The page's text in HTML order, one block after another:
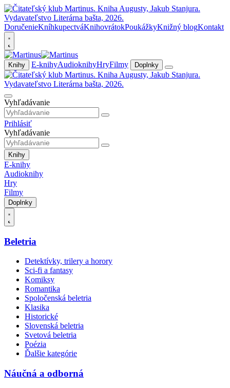
DoručenieKníhkupectváKnihovrátokPoukážkyKnižný blogKontakt
Knihy E-knihyAudioknihyHryFilmy Doplnky
Vyhľadávanie
Prihlásiť
Vyhľadávanie
Knihy
E-knihy
Audioknihy
Hry
Filmy
Doplnky
Beletria
Detektívky, trilery a horory
Sci-fi a fantasy
Komiksy
Romantika
Spoločenská beletria
Klasika
Historické
Slovenská beletria
Svetová beletria
Poézia
Ďalšie kategórie
Náučná a odborná